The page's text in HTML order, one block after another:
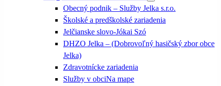
Obecný podnik – Služby Jelka s.r.o.
Školské a predškolské zariadenia
Jelčianske slovo-Jókai Szó
DHZO Jelka – (Dobrovoľný hasičský zbor obce
Jelka)
Zdravotnícke zariadenia
Služby v obciNa mape